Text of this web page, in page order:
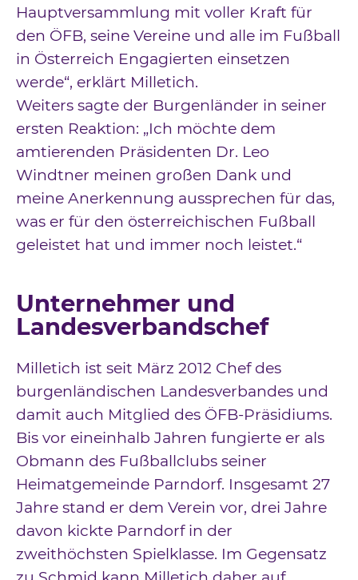
Hauptversammlung mit voller Kraft für
den ÖFB, seine Vereine und alle im Fußball
in Österreich Engagierten einsetzen
werde“, erklärt Milletich.
Weiters sagte der Burgenländer in seiner
ersten Reaktion: „Ich möchte dem
amtierenden Präsidenten Dr. Leo
Windtner meinen großen Dank und
meine Anerkennung aussprechen für das,
was er für den österreichischen Fußball
geleistet hat und immer noch leistet.“
Unternehmer und
Landesverbandschef
Milletich ist seit März 2012 Chef des
burgenländischen Landesverbandes und
damit auch Mitglied des ÖFB-Präsidiums.
Bis vor eineinhalb Jahren fungierte er als
Obmann des Fußballclubs seiner
Heimatgemeinde Parndorf. Insgesamt 27
Jahre stand er dem Verein vor, drei Jahre
davon kickte Parndorf in der
zweithöchsten Spielklasse. Im Gegensatz